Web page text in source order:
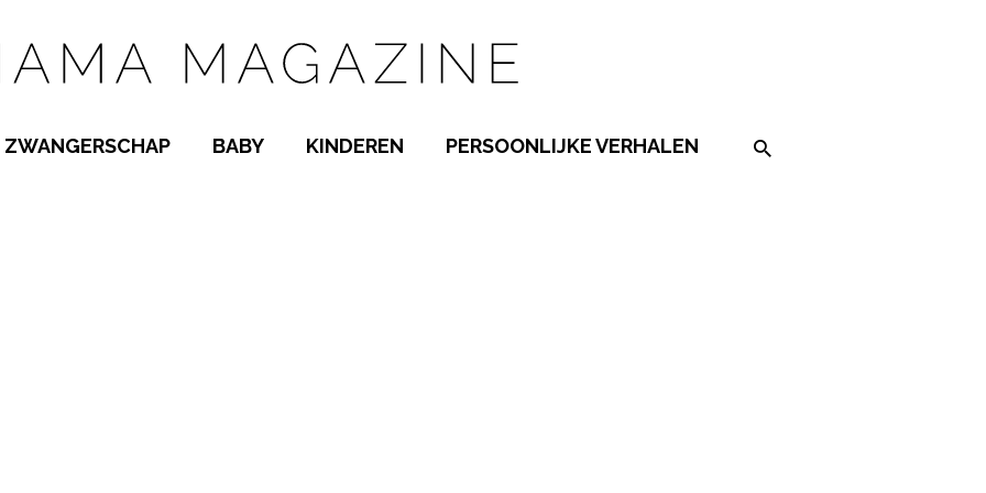
ZWANGERSCHAP BABY KINDEREN PERSOONLIJKE VERHALEN Search on the website